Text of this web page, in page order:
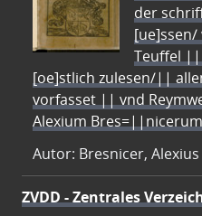
der
Teuffel ||
[oe]stlich zulesen/||
vorfasset || vnd
Alexium
Autor: Bresnicer, Alexius
ZVDD - Zentrales